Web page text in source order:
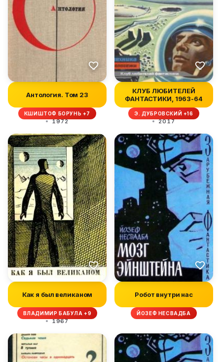
Антология. Том 23
КШИШТОФ БОРУНЬ +7
1972
КЛУБ ЛЮБИТЕЛЕЙ
ФАНТАСТИКИ, 1963-64
Э. ДУБРОВСКИЙ +16
2017
Как я был великаном
ВЛАДИМИР БАБУЛА +9
1967
Робот внутри нас
ЙОЗЕФ НЕСВАДБА